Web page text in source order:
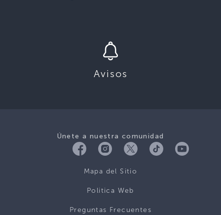
Avisos
Únete a nuestra comunidad
Mapa del Sitio
Politica Web
Preguntas Frecuentes